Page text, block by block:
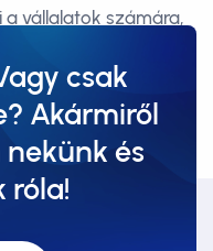
vállalatok számára,
és
a dolgozóik
csak
Akármiről
nekünk és
róla!